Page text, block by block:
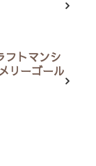
フトマンシ
リーゴール